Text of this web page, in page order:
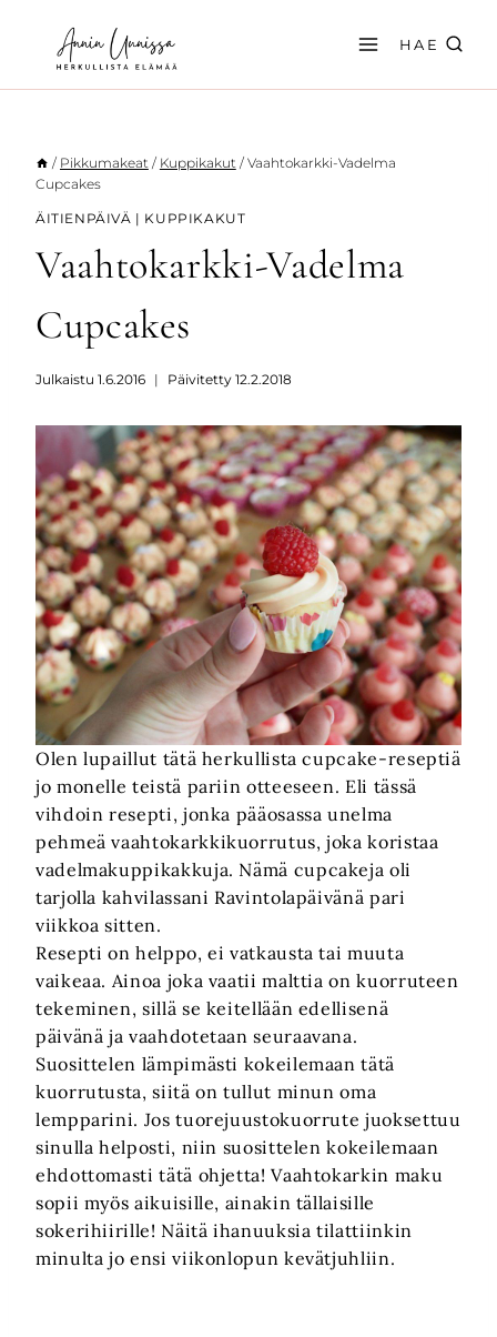
sisältöön
HAE
/ Pikkumakeat / Kuppikakut / Vaahtokarkki-Vadelma
Cupcakes
ÄITIENPÄIVÄ | KUPPIKAKUT
Vaahtokarkki-Vadelma
Cupcakes
Julkaistu 1.6.2016 Päivitetty 12.2.2018
Olen lupaillut tätä herkullista cupcake-reseptiä
jo monelle teistä pariin otteeseen. Eli tässä
vihdoin resepti, jonka pääosassa unelma
pehmeä vaahtokarkkikuorrutus, joka koristaa
vadelmakuppikakkuja. Nämä cupcakeja oli
tarjolla kahvilassani Ravintolapäivänä pari
viikkoa sitten.
Resepti on helppo, ei vatkausta tai muuta
vaikeaa. Ainoa joka vaatii malttia on kuorruteen
tekeminen, sillä se keitellään edellisenä
päivänä ja vaahdotetaan seuraavana.
Suosittelen lämpimästi kokeilemaan tätä
kuorrutusta, siitä on tullut minun oma
lempparini. Jos tuorejuustokuorrute juoksettuu
sinulla helposti, niin suosittelen kokeilemaan
ehdottomasti tätä ohjetta! Vaahtokarkin maku
sopii myös aikuisille, ainakin tällaisille
sokerihiirille! Näitä ihanuuksia tilattiinkin
minulta jo ensi viikonlopun kevätjuhliin.